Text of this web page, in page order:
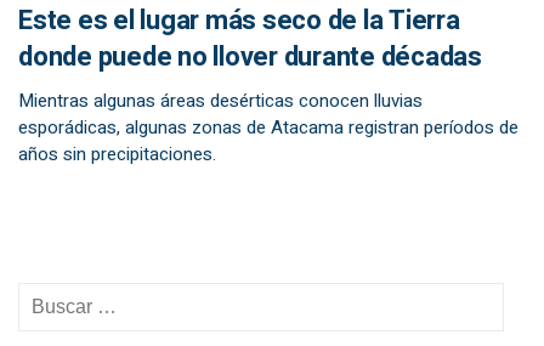
Este es el lugar más seco de la Tierra
donde puede no llover durante décadas
Mientras algunas áreas desérticas conocen lluvias
esporádicas, algunas zonas de Atacama registran períodos de
años sin precipitaciones.